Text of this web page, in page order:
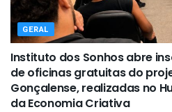
GERAL
Instituto dos Sonhos abre
de oficinas gratuitas do
Gonçalense, realizadas no
da Economia Criativa